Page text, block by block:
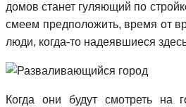
домов станет гуляющий по
смеем предположить, время от
люди, когда-то надеявшиеся
Когда они будут смотреть на